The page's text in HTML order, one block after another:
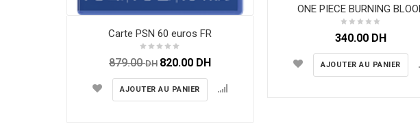
Carte PSN 60 euros FR
879.00DH 820.00 DH
AJOUTER AU PANIER
ONE PIECE BURNING
340.00 DH
AJOUTER AU PANIER